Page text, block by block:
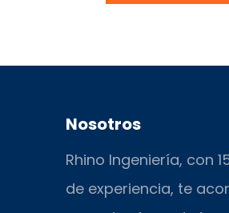
Nosotros
Rhino Ingeniería, con
de experiencia, te